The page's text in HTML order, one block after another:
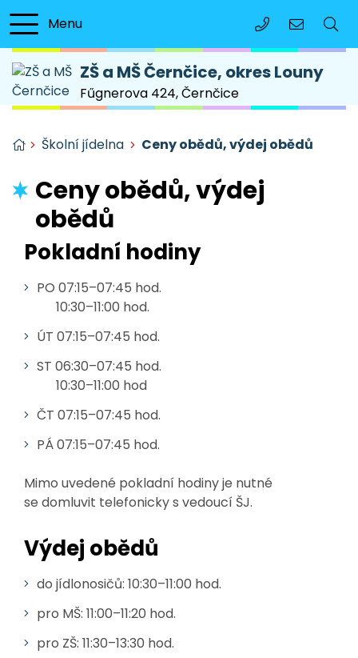
Menu +420 415 676
ZŠ a MŠČernčice, okres Louny
Fűgnerova 424, Černčice
Úvodní stránka
Školní jídelna Ceny obědů, výdej obědů
Ceny obědů, výdej
obědů
Pokladní hodiny
PO 07:15–07:45 hod.
10:30–11:00 hod.
ÚT 07:15–07:45 hod.
ST 06:30–07:45 hod.
​​​​​​​ 10:30–11:00 hod
ČT 07:15–07:45 hod.
PÁ 07:15–07:45 hod.
Mimo uvedené pokladní hodiny je nutné
se domluvit telefonicky s vedoucí ŠJ.
Výdej obědů
do jídlonosičů: 10:30–11:00 hod.
pro MŠ: 11:00–11:20 hod.
pro ZŠ: 11:30–13:30 hod.